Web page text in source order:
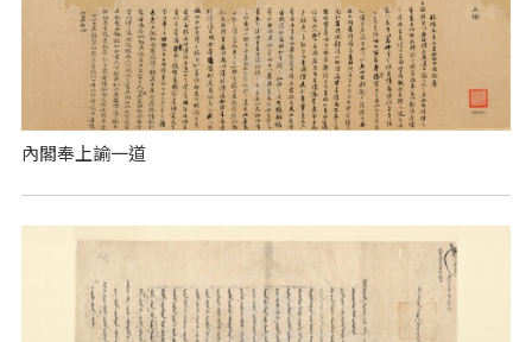
內閣奉上諭一道